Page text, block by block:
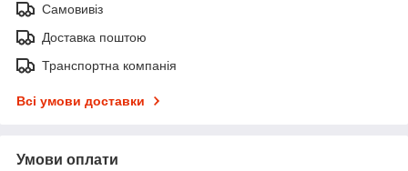
Самовивіз
Доставка поштою
Транспортна компанія
Всі умови доставки
Умови оплати